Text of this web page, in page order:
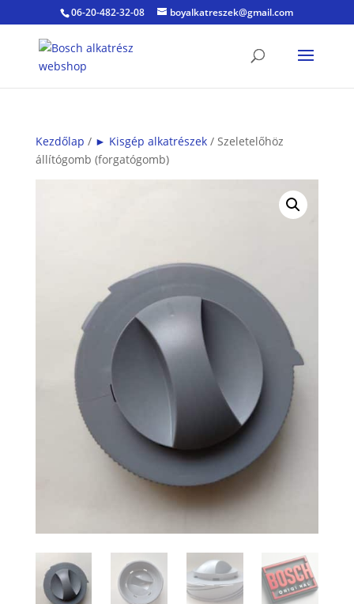
06-20-482-32-08 boyalkatreszek@gmail.com
Kezdőlap / ► Kisgép alkatrészek/ Szeletelőhöz
állítógomb (forgatógomb)